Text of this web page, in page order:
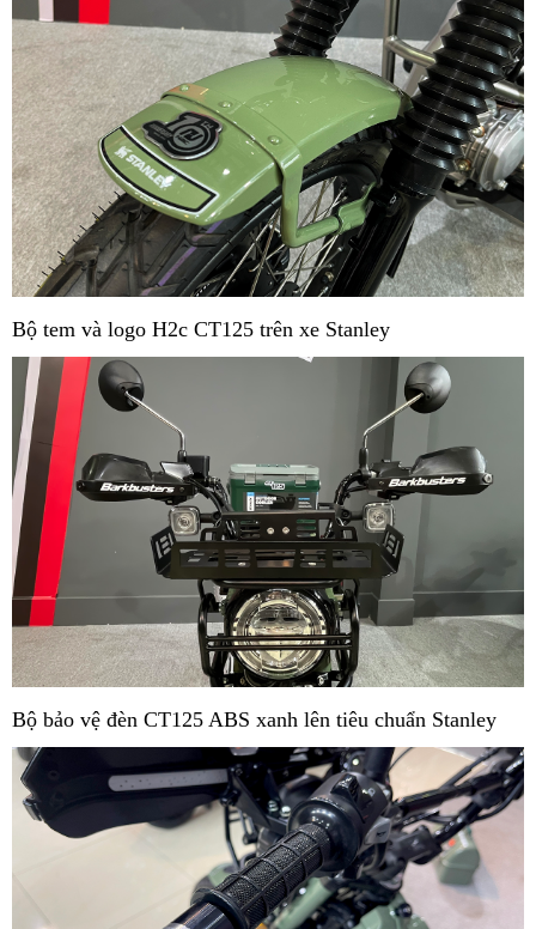
Bộ tem và logo H2c CT125 trên xe Stanley
Bộ bảo vệ đèn CT125 ABS xanh lên tiêu chuẩn Stanley